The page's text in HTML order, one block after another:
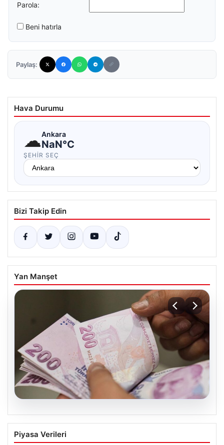
Parola:
Beni hatırla
Paylaş:
Hava Durumu
☁Ankara
NaN°C
ŞEHIR SEÇ
Bizi Takip Edin
Yan Manşet
07.08.2026
Bayram ikramiyeleri ne zaman yatacak?
2026 Kurban Bayramı emekli ikramiye
Piyasa Verileri